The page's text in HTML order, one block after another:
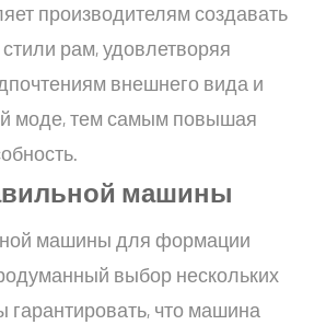
производителям создавать
рам, удовлетворяя
внешнего вида и
моде, тем самым повышая
машины
машины для формации
выбор нескольких
гарантировать, что машина